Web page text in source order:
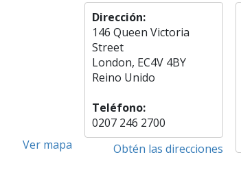
Ver mapa
Dirección:
146 Queen Victoria
Street
London, EC4V 4BY
Reino Unido
Teléfono:
0207 246 2700
Obtén las direcciones